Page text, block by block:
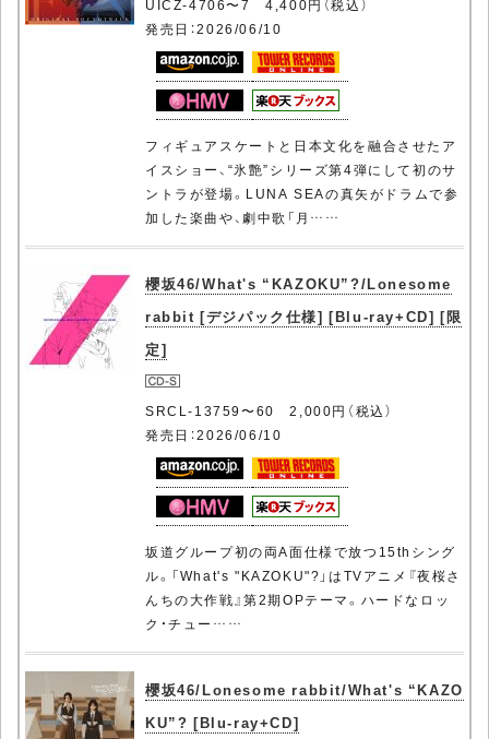
UICZ-4706〜7 4,400円（税込）
発売日：2026/06/10
フィギュアスケートと日本文化を融合させたア
イスショー、“氷艶”シリーズ第4弾にして初のサ
ントラが登場。LUNA SEAの真矢がドラムで参
加した楽曲や、劇中歌「月……
櫻坂46/What's “KAZOKU”?/Lonesome
rabbit [デジパック仕様] [Blu-ray+CD] [限
定]
SRCL-13759〜60 2,000円（税込）
発売日：2026/06/10
坂道グループ初の両A面仕様で放つ15thシング
ル。「What's "KAZOKU"?」はTVアニメ『夜桜さ
んちの大作戦』第2期OPテーマ。ハードなロッ
ク・チュー……
櫻坂46/Lonesome rabbit/What's “KAZO
KU”? [Blu-ray+CD]